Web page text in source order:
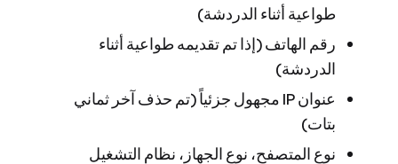
طواعية أثناء الدردشة)
رقم الهاتف (إذا تم تقديمه طواعية أثناء
الدردشة)
عنوان IP مجهول جزئياً (تم حذف آخر ثماني
بتات)
نوع المتصفح، نوع الجهاز، نظام التشغيل